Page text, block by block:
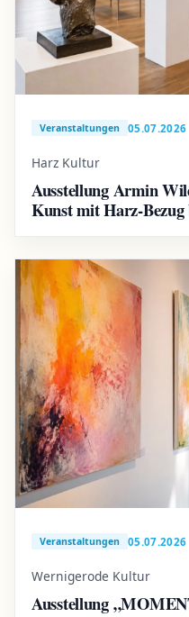
Veranstaltungen 05.07.2026
Harz Kultur
Ausstellung Armin
Kunst mit Harz-
Veranstaltungen 05.07.2026
Wernigerode Kultur
Ausstellung